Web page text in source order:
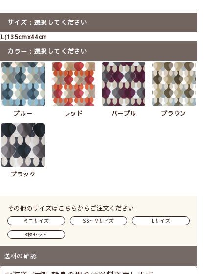
ョンを受けたデザインは家庭でも公共の場でも愛
されています。
boras cottonをすべて見る
3枚セット
へ
【北欧雑貨】ファブリック
パネル マラガ｜boras
cotton(約18x26)ミニ
送料無料
ミニ
ラッピング可
2,600 税込
へ
カラー 選択してください
ブルー レッド パープル ブラウン
ブラック
サイズ 選択してください
その他のサイズはこちらからご注文ください
ミニサイズ SS～Mサイズ
Lサイズ
3枚セット
送料の確認